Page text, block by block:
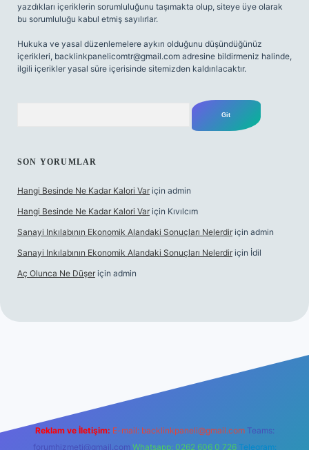
yazdıkları içeriklerin sorumluluğunu taşımakta olup, siteye üye olarak
bu sorumluluğu kabul etmiş sayılırlar.
Hukuka ve yasal düzenlemelere aykırı olduğunu düşündüğünüz
içerikleri, backlinkpanelicomtr@gmail.com adresine bildirmeniz halinde,
ilgili içerikler yasal süre içerisinde sitemizden kaldırılacaktır.
SON YORUMLAR
Hangi Besinde Ne Kadar Kalori Var için admin
Hangi Besinde Ne Kadar Kalori Var için Kıvılcım
Sanayi Inkılabının Ekonomik Alandaki Sonuçları Nelerdir için admin
Sanayi Inkılabının Ekonomik Alandaki Sonuçları Nelerdir için İdil
Aç Olunca Ne Düşer için admin
Reklam ve İletişim: E-mail: backlinkpaneli@gmail.com Teams:
forumhizmeti@gmail.com Whatsapp: 0262 606 0 726 Telegram: